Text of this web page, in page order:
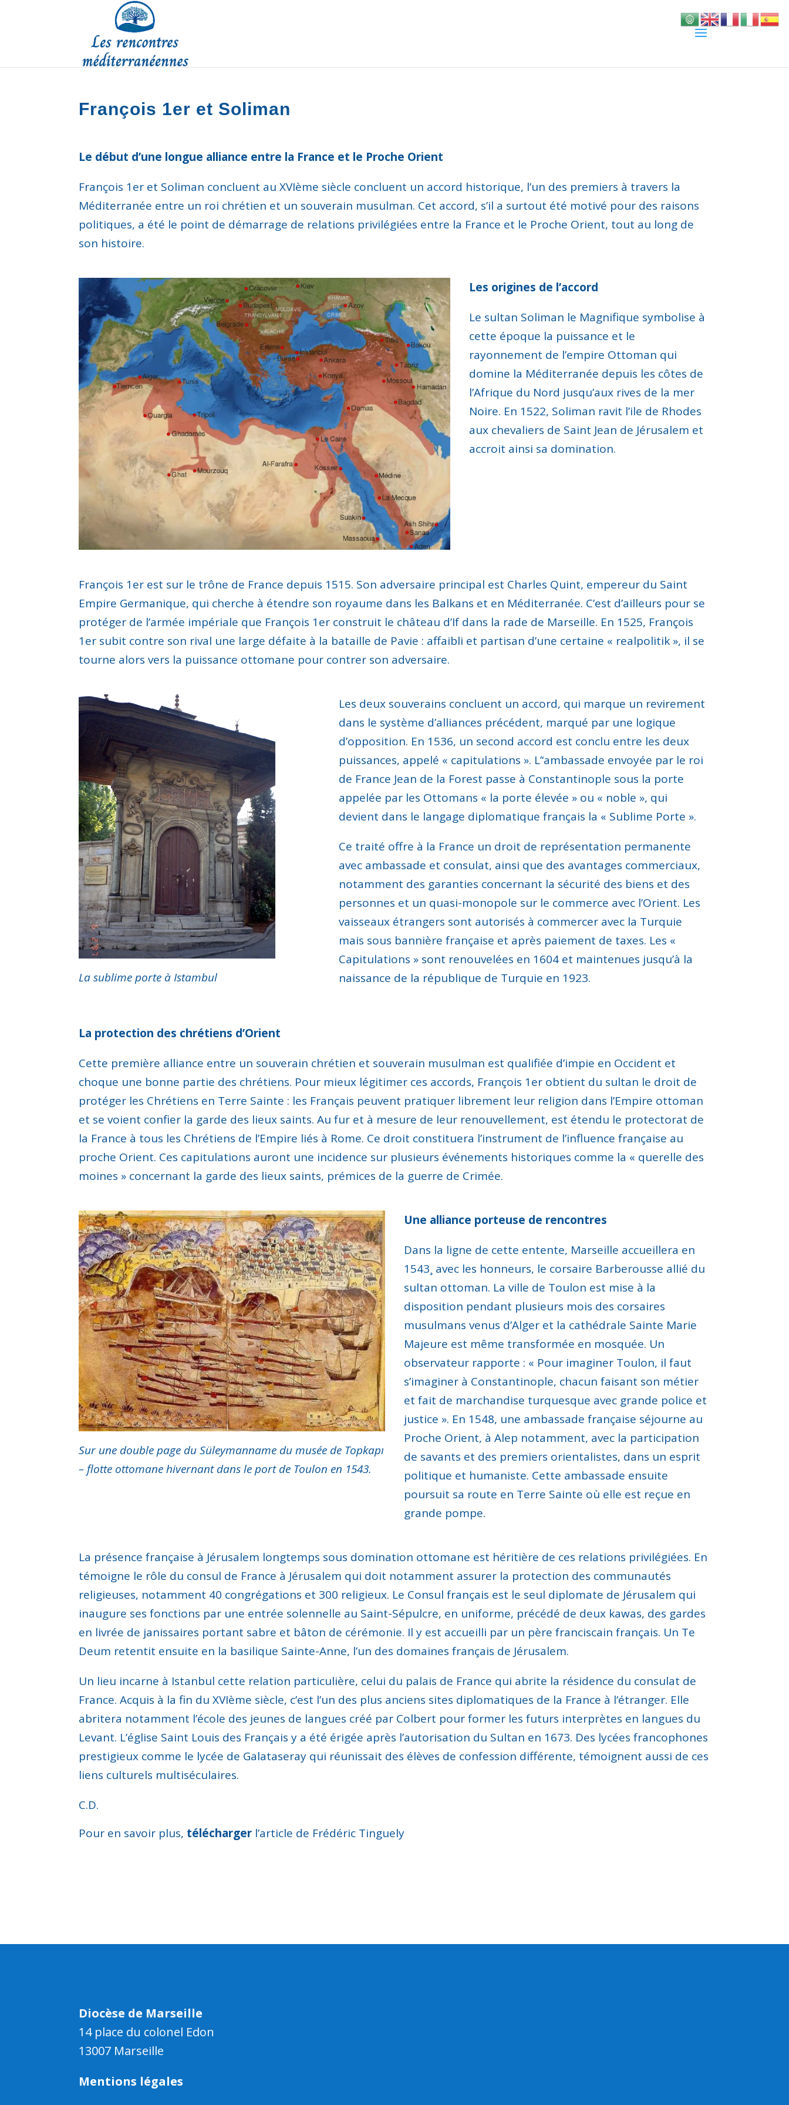
François 1er et Soliman
Le début d’une longue alliance entre la France et le Proche Orient
François 1er et Soliman concluent au XVIème siècle concluent un accord historique, l’un des premiers à travers la
Méditerranée entre un roi chrétien et un souverain musulman. Cet accord, s’il a surtout été motivé pour des raisons
politiques, a été le point de démarrage de relations privilégiées entre la France et le Proche Orient, tout au long de
son histoire.
Les origines de l’accord
Le sultan Soliman le Magnifique symbolise à
cette époque la puissance et le
rayonnement de l’empire Ottoman qui
domine la Méditerranée depuis les côtes de
l’Afrique du Nord jusqu’aux rives de la mer
Noire. En 1522, Soliman ravit l’ile de Rhodes
aux chevaliers de Saint Jean de Jérusalem et
accroit ainsi sa domination.
François 1er est sur le trône de France depuis 1515. Son adversaire principal est Charles Quint, empereur du Saint
Empire Germanique, qui cherche à étendre son royaume dans les Balkans et en Méditerranée. C’est d’ailleurs pour se
protéger de l’armée impériale que François 1er construit le château d’If dans la rade de Marseille. En 1525, François
1er subit contre son rival une large défaite à la bataille de Pavie : affaibli et partisan d’une certaine « realpolitik », il se
tourne alors vers la puissance ottomane pour contrer son adversaire.
La sublime porte à Istambul
Les deux souverains concluent un accord, qui marque un revirement
dans le système d’alliances précédent, marqué par une logique
d’opposition. En 1536, un second accord est conclu entre les deux
puissances, appelé « capitulations ». L’‘ambassade envoyée par le roi
de France Jean de la Forest passe à Constantinople sous la porte
appelée par les Ottomans « la porte élevée » ou « noble », qui
devient dans le langage diplomatique français la « Sublime Porte ».
Ce traité offre à la France un droit de représentation permanente
avec ambassade et consulat, ainsi que des avantages commerciaux,
notamment des garanties concernant la sécurité des biens et des
personnes et un quasi-monopole sur le commerce avec l’Orient. Les
vaisseaux étrangers sont autorisés à commercer avec la Turquie
mais sous bannière française et après paiement de taxes. Les «
Capitulations » sont renouvelées en 1604 et maintenues jusqu’à la
naissance de la république de Turquie en 1923.
La protection des chrétiens d’Orient
Cette première alliance entre un souverain chrétien et souverain musulman est qualifiée d’impie en Occident et
choque une bonne partie des chrétiens. Pour mieux légitimer ces accords, François 1er obtient du sultan le droit de
protéger les Chrétiens en Terre Sainte : les Français peuvent pratiquer librement leur religion dans l’Empire ottoman
et se voient confier la garde des lieux saints. Au fur et à mesure de leur renouvellement, est étendu le protectorat de
la France à tous les Chrétiens de l’Empire liés à Rome. Ce droit constituera l’instrument de l’influence française au
proche Orient. Ces capitulations auront une incidence sur plusieurs événements historiques comme la « querelle des
moines » concernant la garde des lieux saints, prémices de la guerre de Crimée.
Sur une double page duSüleymanname du musée de Topkapı
– flotte ottomane hivernant dans le port de Toulon en 1543.
Une alliance porteuse de rencontres
Dans la ligne de cette entente, Marseille accueillera en
1543¸ avec les honneurs, le corsaire Barberousse allié du
sultan ottoman. La ville de Toulon est mise à la
disposition pendant plusieurs mois des corsaires
musulmans venus d’Alger et la cathédrale Sainte Marie
Majeure est même transformée en mosquée. Un
observateur rapporte : « Pour imaginer Toulon, il faut
s’imaginer à Constantinople, chacun faisant son métier
et fait de marchandise turquesque avec grande police et
justice ». En 1548, une ambassade française séjourne au
Proche Orient, à Alep notamment, avec la participation
de savants et des premiers orientalistes, dans un esprit
politique et humaniste. Cette ambassade ensuite
poursuit sa route en Terre Sainte où elle est reçue en
grande pompe.
La présence française à Jérusalem longtemps sous domination ottomane est héritière de ces relations privilégiées. En
témoigne le rôle du consul de France à Jérusalem qui doit notamment assurer la protection des communautés
religieuses, notamment 40 congrégations et 300 religieux. Le Consul français est le seul diplomate de Jérusalem qui
inaugure ses fonctions par une entrée solennelle au Saint-Sépulcre, en uniforme, précédé de deux kawas, des gardes
en livrée de janissaires portant sabre et bâton de cérémonie. Il y est accueilli par un père franciscain français. Un Te
Deum retentit ensuite en la basilique Sainte-Anne, l’un des domaines français de Jérusalem.
Un lieu incarne à Istanbul cette relation particulière, celui du palais de France qui abrite la résidence du consulat de
France. Acquis à la fin du XVIème siècle, c’est l’un des plus anciens sites diplomatiques de la France à l’étranger. Elle
abritera notamment l’école des jeunes de langues créé par Colbert pour former les futurs interprètes en langues du
Levant. L’église Saint Louis des Français y a été érigée après l’autorisation du Sultan en 1673. Des lycées francophones
prestigieux comme le lycée de Galataseray qui réunissait des élèves de confession différente, témoignent aussi de ces
liens culturels multiséculaires.
C.D.
Pour en savoir plus, télécharger l’article de Frédéric Tinguely
Diocèse de Marseille
14 place du colonel Edon
13007 Marseille
Mentions légales